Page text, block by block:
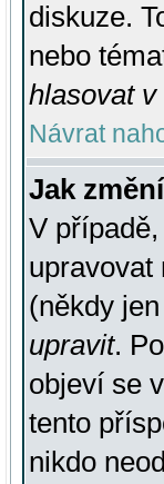
diskuze.
nebo
hlasovat v
Návrat
Jak
V
upravovat
(někdy
upravit.
objeví se
tento
nikdo